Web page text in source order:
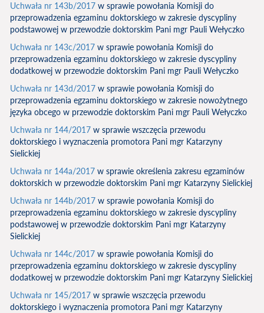
Uchwała nr 143b/2017 w sprawie powołania Komisji do
przeprowadzenia egzaminu doktorskiego w zakresie dyscypliny
podstawowej w przewodzie doktorskim Pani mgr Pauli Wełyczko
Uchwała nr 143c/2017 w sprawie powołania Komisji do
przeprowadzenia egzaminu doktorskiego w zakresie dyscypliny
dodatkowej w przewodzie doktorskim Pani mgr Pauli Wełyczko
Uchwała nr 143d/2017 w sprawie powołania Komisji do
przeprowadzenia egzaminu doktorskiego w zakresie nowożytnego
języka obcego w przewodzie doktorskim Pani mgr Pauli Wełyczko
Uchwała nr 144/2017 w sprawie wszczęcia przewodu
doktorskiego i wyznaczenia promotora Pani mgr Katarzyny
Sielickiej
Uchwała nr 144a/2017 w sprawie określenia zakresu egzaminów
doktorskich w przewodzie doktorskim Pani mgr Katarzyny Sielickiej
Uchwała nr 144b/2017 w sprawie powołania Komisji do
przeprowadzenia egzaminu doktorskiego w zakresie dyscypliny
podstawowej w przewodzie doktorskim Pani mgr Katarzyny
Sielickiej
Uchwała nr 144c/2017 w sprawie powołania Komisji do
przeprowadzenia egzaminu doktorskiego w zakresie dyscypliny
dodatkowej w przewodzie doktorskim Pani mgr Katarzyny Sielickiej
Uchwała nr 145/2017 w sprawie wszczęcia przewodu
doktorskiego i wyznaczenia promotora Pani mgr Katarzyny